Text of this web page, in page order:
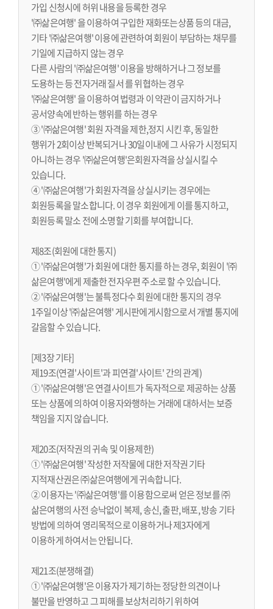
가입 신청시에 허위 내용을 등록한 경우
'㈜삶은여행' 을 이용하여 구입한 재화또는상품 등의 대금,
기타 '㈜삶은여행' 이용에 관련하여 회원이 부담하는 채무를
기일에 지급하지 않는 경우
다른 사람의 '㈜삶은여행' 이용을 방해하거나 그 정보를
도용하는 등 전자거래 질서 를 위협하는 경우
'㈜삶은여행' 을 이용하여 법령과 이 약관이 금지하거나
공서양속에 반하는 행위를 하는 경우
③ '㈜삶은여행' 회원 자격을 제한,정지 시킨 후, 동일한
행위가 2회이상 반복되거나 30일이내에 그 사유가 시정되지
아니하는 경우 '㈜삶은여행'은회원자격을 상실시킬 수
있습니다.
④ '㈜삶은여행'가 회원자격을 상실시키는 경우에는
회원등록을 말소합니다. 이 경우 회원에게 이를 통지하고,
회원등록 말소 전에 소명할 기회를 부여합니다.
제8조(회원에 대한 통지)
① '㈜삶은여행'가 회원에 대한 통지를 하는 경우, 회원이 '㈜
삶은여행'에게 제출한 전자우편 주소로 할 수 있습니다.
② '㈜삶은여행'는 불특정다수 회원에 대한 통지의 경우
1주일이상 '㈜삶은여행' 게시판에게시함으로서 개별 통지에
갈음할 수 있습니다.
[제3장 기타]
제19조(연결'사이트'과 피연결'사이트' 간의 관계)
① '㈜삶은여행'은 연결사이트가 독자적으로 제공하는 상품
또는 상품에 의하여 이용자와행하는 거래에 대하서는 보증
책임을 지지 않습니다.
제20조(저작권의 귀속 및 이용제한)
① '㈜삶은여행' 작성한 저작물에 대한 저작권 기타
지적재산권은 ㈜삶은여행에게 귀속합니다.
② 이용자는 '㈜삶은여행'를 이용함으로써 얻은 정보를 ㈜
삶은여행의 사전 승낙없이 복제, 송신, 출판, 배포, 방송 기타
방법에 의하여 영리목적으로 이용하거나 제3자에게
이용하게 하여서는 안됩니다.
제21조(분쟁해결)
① '㈜삶은여행'은 이용자가 제기하는 정당한 의견이나
불만을 반영하고 그 피해를 보상처리하기 위하여